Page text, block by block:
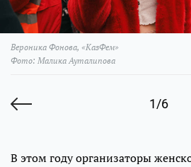
1/6
Вероника Фонова, «КазФем»
Фото: Малика Ауталипова
В этом году организаторы